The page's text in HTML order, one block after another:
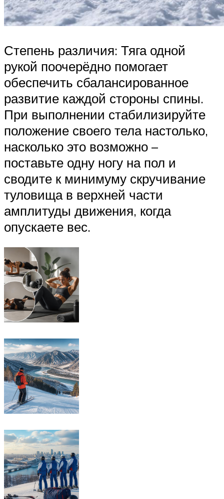
Степень различия: Тяга одной
рукой поочерёдно помогает
обеспечить сбалансированное
развитие каждой стороны спины.
При выполнении стабилизируйте
положение своего тела настолько,
насколько это возможно –
поставьте одну ногу на пол и
сводите к минимуму скручивание
туловища в верхней части
амплитуды движения, когда
опускаете вес.